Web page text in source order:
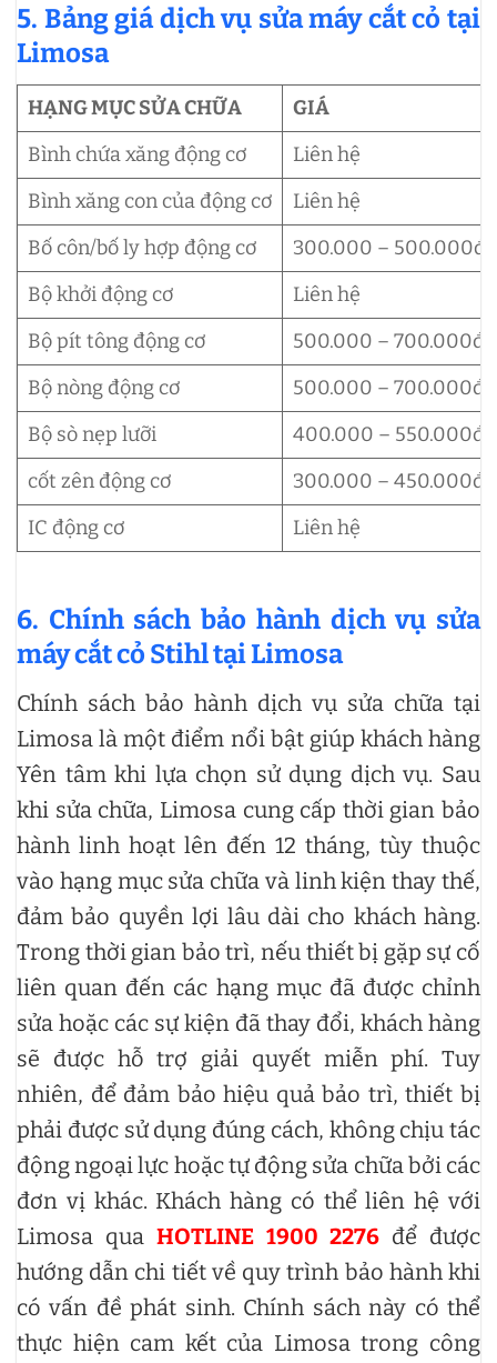
5. Bảng giá dịch vụ sửa máy cắt cỏ tại
Limosa
HẠNG MỤC SỬA CHỮA
GIÁ
Bình chứa xăng động cơ
Liên hệ
Bình xăng con của động cơ
Liên hệ
Bố côn/bố ly hợp động cơ
300.000 – 500.000đ
Bộ khởi động cơ
Liên hệ
Bộ pít tông động cơ
500.000 – 700.000đ
Bộ nòng động cơ
500.000 – 700.000đ
Bộ sò nẹp lưỡi
400.000 – 550.000đ
cốt zên động cơ
300.000 – 450.000đ
IC động cơ
Liên hệ
6. Chính sách bảo hành dịch vụ sửa
máy cắt cỏ Stihl tại Limosa
Chính sách bảo hành dịch vụ sửa chữa tại
Limosa là một điểm nổi bật giúp khách hàng
Yên tâm khi lựa chọn sử dụng dịch vụ. Sau
khi sửa chữa, Limosa cung cấp thời gian bảo
hành linh hoạt lên đến 12 tháng, tùy thuộc
vào hạng mục sửa chữa và linh kiện thay thế,
đảm bảo quyền lợi lâu dài cho khách hàng.
Trong thời gian bảo trì, nếu thiết bị gặp sự cố
liên quan đến các hạng mục đã được chỉnh
sửa hoặc các sự kiện đã thay đổi, khách hàng
sẽ được hỗ trợ giải quyết miễn phí. Tuy
nhiên, để đảm bảo hiệu quả bảo trì, thiết bị
phải được sử dụng đúng cách, không chịu tác
động ngoại lực hoặc tự động sửa chữa bởi các
đơn vị khác. Khách hàng có thể liên hệ với
Limosa qua HOTLINE 1900 2276 để được
hướng dẫn chi tiết về quy trình bảo hành khi
có vấn đề phát sinh. Chính sách này có thể
thực hiện cam kết của Limosa trong công